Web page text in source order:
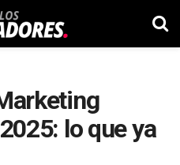
lo que ya